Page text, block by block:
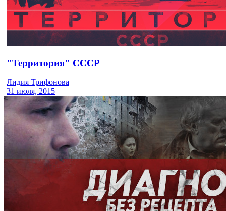
"Территория" СССР
Лидия Трифонова
31 июля, 2015